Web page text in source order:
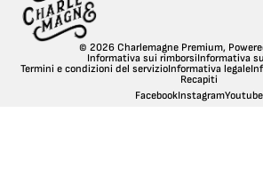
© 2026 Charlemagne Premium,
Informativa sui rimborsiInformativa
Termini e condizioni del servizioInformativa legale
Recapiti
FacebookInstagramYoutube